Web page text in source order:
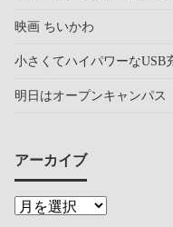
映画 ちいかわ
小さくてハイパワーなUSB
明日はオープンキャンパス
アーカイブ